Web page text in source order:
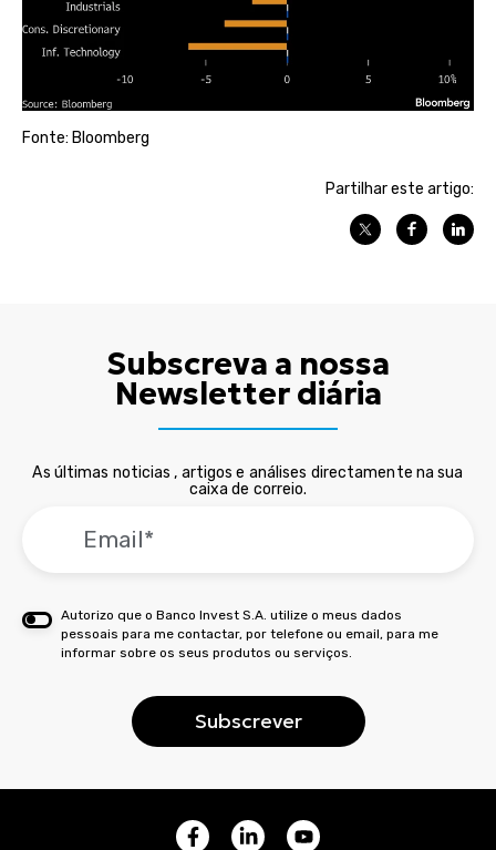
Fonte: Bloomberg
Partilhar este artigo:
Subscreva a nossa
Newsletter diária
As últimas noticias , artigos e análises directamente na sua
caixa de correio.
Autorizo que o Banco Invest S.A. utilize o meus dados
pessoais para me contactar, por telefone ou email, para me
informar sobre os seus produtos ou serviços.